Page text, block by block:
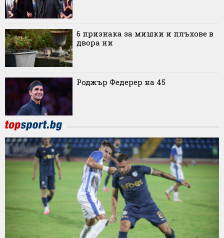
6 признака за мишки и плъхове в
двора ни
Роджър Федерер на 45